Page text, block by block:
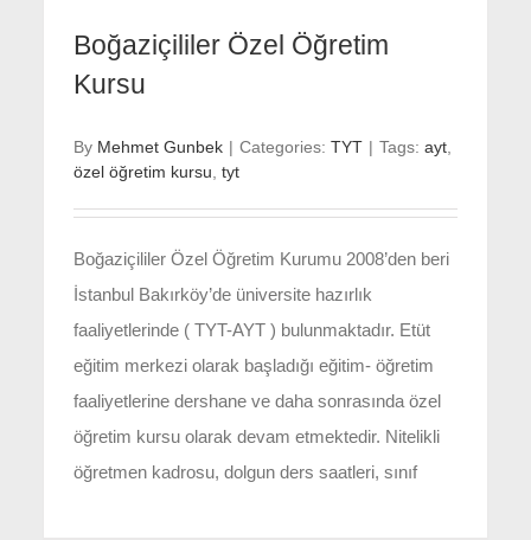
Boğaziçililer Özel Öğretim
Kursu
By Mehmet Gunbek | Categories: TYT | Tags: ayt,
özel öğretim kursu tyt
Boğaziçililer Özel Öğretim Kurumu 2008’den beri
İstanbul Bakırköy’de üniversite hazırlık
faaliyetlerinde ( TYT-AYT ) bulunmaktadır. Etüt
eğitim merkezi olarak başladığı eğitim- öğretim
faaliyetlerine dershane ve daha sonrasında özel
öğretim kursu olarak devam etmektedir. Nitelikli
öğretmen kadrosu, dolgun ders saatleri, sınıf